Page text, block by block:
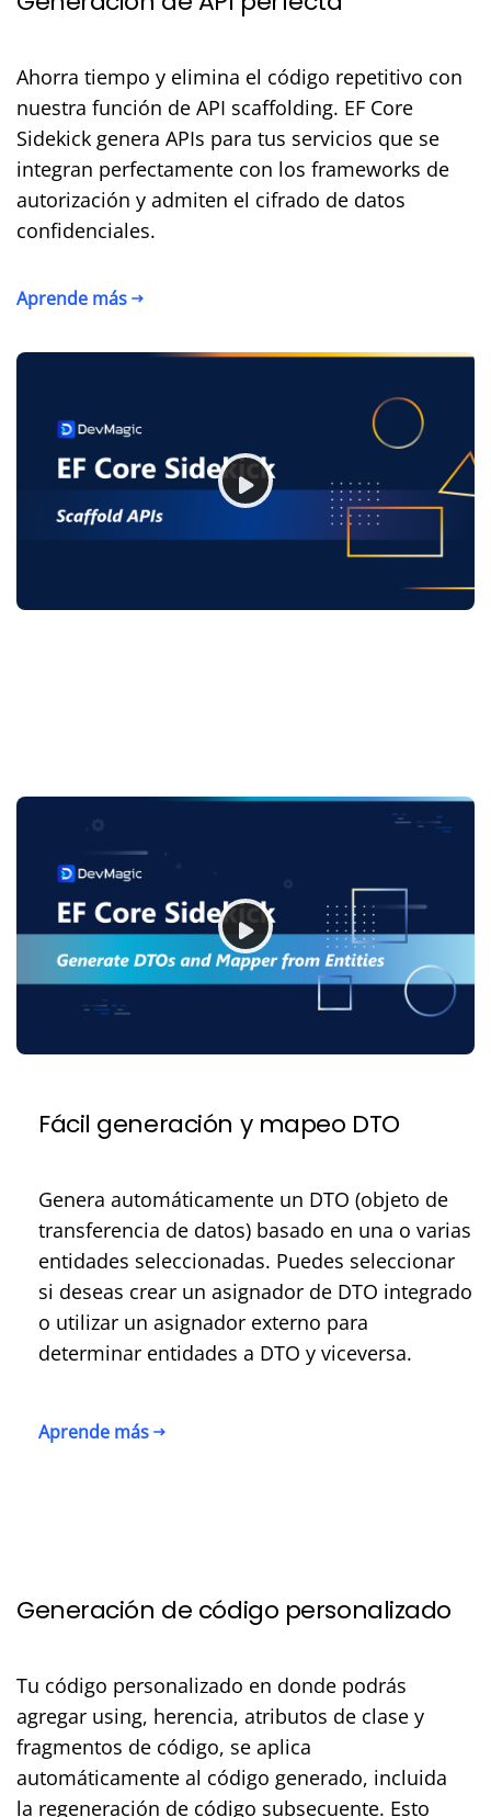
Ahorra tiempo y elimina el código repetitivo con
nuestra función de API scaffolding. EF Core
Sidekick genera APIs para tus servicios que se
integran perfectamente con los frameworks de
autorización y admiten el cifrado de datos
confidenciales.
Aprende más
Fácil generación y mapeo DTO
Genera automáticamente un DTO (objeto de
transferencia de datos) basado en una o varias
entidades seleccionadas. Puedes seleccionar
si deseas crear un asignador de DTO integrado
o utilizar un asignador externo para
determinar entidades a DTO y viceversa.
Aprende más
Generación de código personalizado
Tu código personalizado en donde podrás
agregar using, herencia, atributos de clase y
fragmentos de código, se aplica
automáticamente al código generado, incluida
la regeneración de código subsecuente. Esto